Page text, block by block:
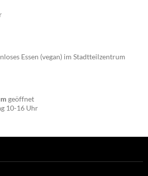
Essen (vegan) im Stadtteilzentrum
geöffnet
10-16 Uhr